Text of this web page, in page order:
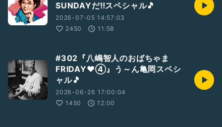
SUNDAYだ‼️スペシャル🎵
2026-07-05 14:57:03
2450
11:58
#302『八嶋智人のおばちゃま
FRIDAY❤️④』う～ん亀岡スペシ
ャル🎵
2026-06-26 17:00:04
1450
12:00